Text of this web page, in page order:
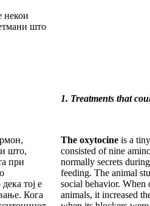
некои
што
1. Treatments that
што,
при
тој е
Кога
The oxytocine is a
consisted of nine
normally secrets
feeding. The animal
social behavior. When
animals, it increased